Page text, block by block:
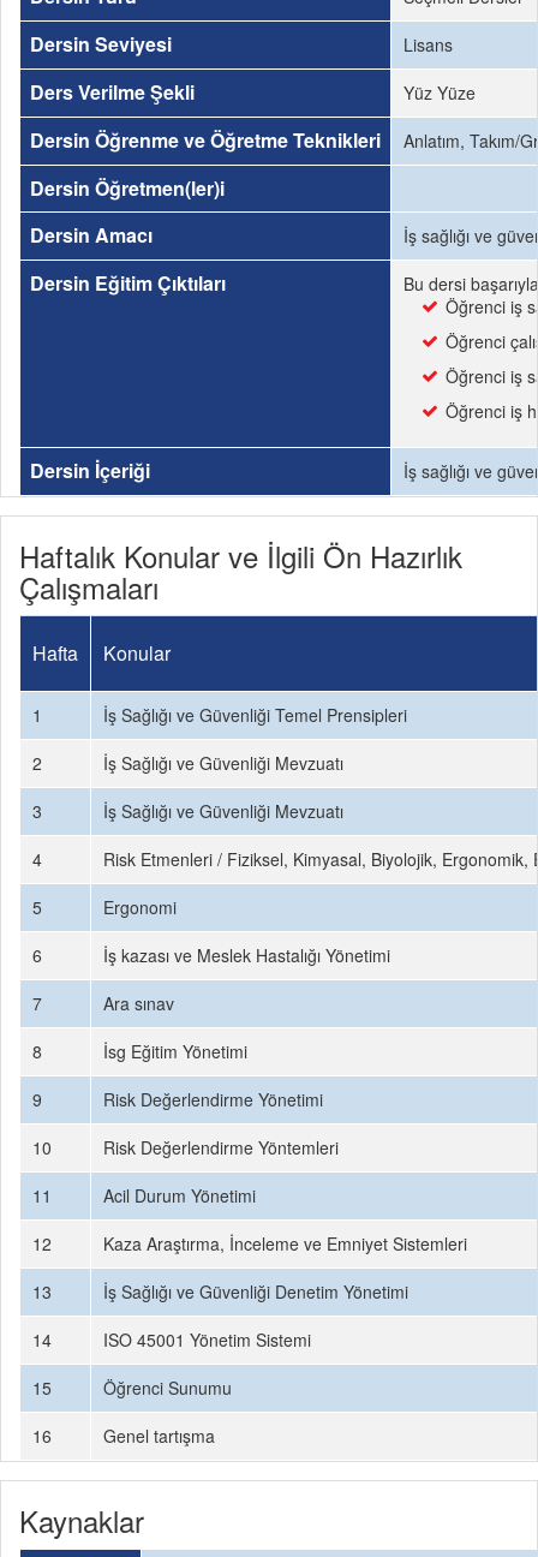
Dersin Seviyesi Lisans
Ders Verilme Şekli Yüz Yüze
Dersin Öğrenme ve Öğretme Teknikleri Anlatım, Takım/
Dersin Öğretmen(ler)i
Dersin Amacı
İş sağlığı ve
Dersin Eğitim Çıktıları
Bu dersi
Öğrenci iş
Öğrenci
Öğrenci iş
Öğrenci iş
Dersin İçeriği İş sağlığı ve
Haftalık Konular ve İlgili Ön Hazırlık
Çalışmaları
Hafta Konular
1
İş Sağlığı ve Güvenliği Temel Prensipleri
2
İş Sağlığı ve Güvenliği Mevzuatı
3
İş Sağlığı ve Güvenliği Mevzuatı
4
Risk Etmenleri / Fiziksel, Kimyasal, Biyolojik, Ergonomik,
5
Ergonomi
6
İş kazası ve Meslek Hastalığı Yönetimi
7
Ara sınav
8
İsg Eğitim Yönetimi
9
Risk Değerlendirme Yönetimi
10
Risk Değerlendirme Yöntemleri
11
Acil Durum Yönetimi
12
Kaza Araştırma, İnceleme ve Emniyet Sistemleri
13
İş Sağlığı ve Güvenliği Denetim Yönetimi
14
ISO 45001 Yönetim Sistemi
15
Öğrenci Sunumu
16
Genel tartışma
Kaynaklar